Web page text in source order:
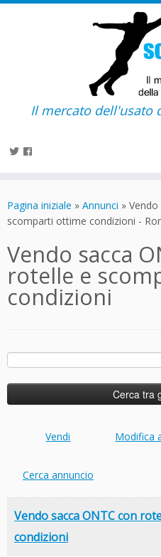
contenuto
Il mercato dell'usato
Pagina iniziale » Annunci »
scomparti ottime condizioni -
Vendo sacca
rotelle e
condizioni
Ricerca
Vendi Modifica
Cerca annuncio
Vendo sacca ONTC con
condizioni